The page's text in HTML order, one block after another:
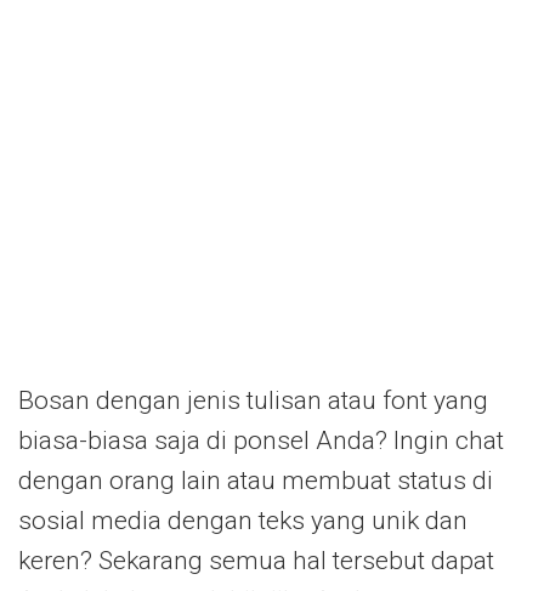
Bosan dengan jenis tulisan atau font yang
biasa-biasa saja di ponsel Anda? Ingin chat
dengan orang lain atau membuat status di
sosial media dengan teks yang unik dan
keren? Sekarang semua hal tersebut dapat